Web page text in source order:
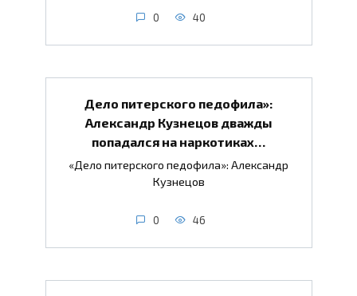
0 40
Дело питерского педофила»:
Александр Кузнецов дважды
попадался на наркотиках…
«Дело питерского педофила»: Александр
Кузнецов
0 46